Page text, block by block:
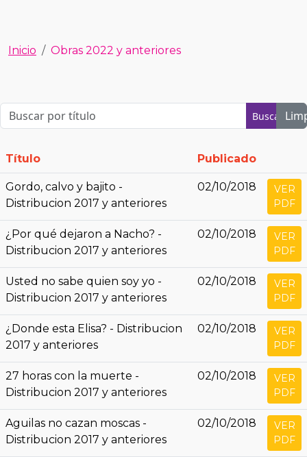
Inicio Obras 2022 y anteriores
Buscar
Título Publicado
Gordo, calvo y bajito -
Distribucion 2017 y anteriores
02/10/2018
VER
PDF
¿Por qué dejaron a Nacho? -
Distribucion 2017 y anteriores
02/10/2018
VER
PDF
Usted no sabe quien soy yo -
Distribucion 2017 y anteriores
02/10/2018
VER
PDF
¿Donde esta Elisa? - Distribucion
2017 y anteriores
02/10/2018
VER
PDF
27 horas con la muerte -
Distribucion 2017 y anteriores
02/10/2018
VER
PDF
Aguilas no cazan moscas -
Distribucion 2017 y anteriores
02/10/2018
VER
PDF